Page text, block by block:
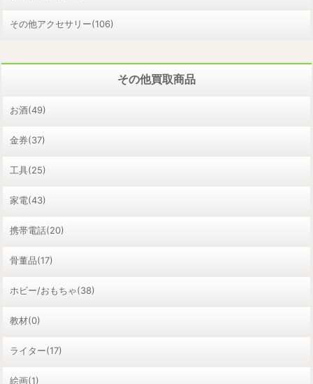
その他アクセサリー(106)
その他買取商品
お酒(49)
金券(37)
工具(25)
家電(43)
携帯電話(20)
骨董品(17)
ホビー/おもちゃ(38)
教材(0)
ライター(17)
絵画(1)